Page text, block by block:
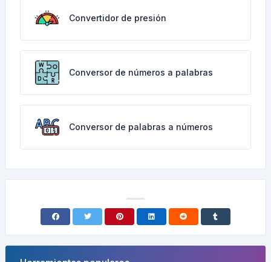
Convertidor de presión
Conversor de números a palabras
Conversor de palabras a números